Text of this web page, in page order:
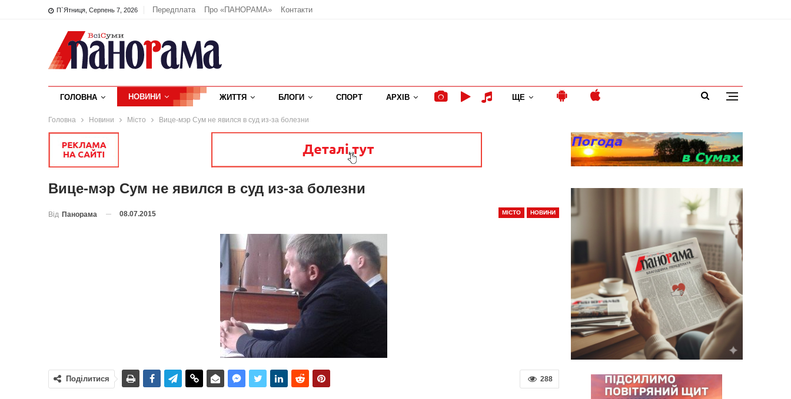
П`ятниця, Серпень 7, 2026 Передплата Про «ПАНОРАМА» Контакти
ГОЛОВНА НОВИНИ ЖИТТЯ БЛОГИ СПОРТ АРХІВ ЩЕ
Головна Новини Місто Вице-мэр Сум не явился в суд из-за болезни
Вице-мэр Сум не явился в суд из-за болезни
МІСТО НОВИНИ
Від Панорама 08.07.2015
288
Поділитися